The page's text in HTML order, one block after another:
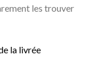
les trouver
la livrée